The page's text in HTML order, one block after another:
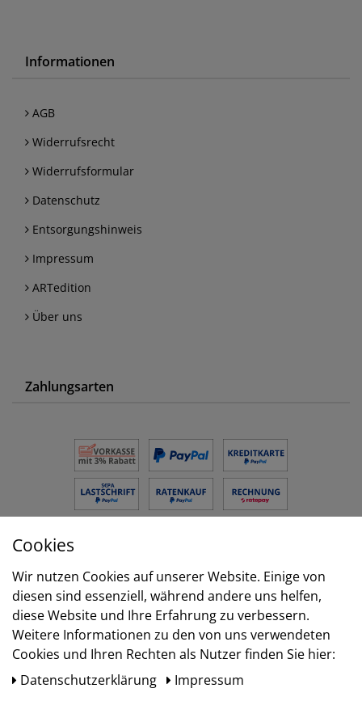
Informationen
AGB
Widerrufsrecht
Widerrufsformular
Datenschutz
Entsorgungshinweis
Impressum
ARTedition
Über uns
Zahlungsarten
Versand
Cookies
Wir nutzen Cookies auf unserer Website. Einige von
diesen sind essenziell, während andere uns helfen,
diese Website und Ihre Erfahrung zu verbessern.
Weitere Informationen zu den von uns verwendeten
Cookies und Ihren Rechten als Nutzer finden Sie hier:
Daten­schutz­erklärung
Impressum